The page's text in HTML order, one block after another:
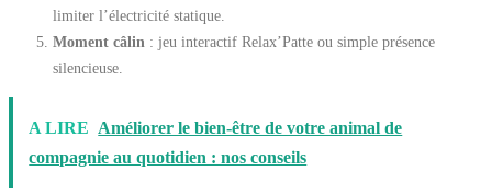
limiter l’électricité statique.
Moment câlin : jeu interactif Relax’Patte ou simple présence
silencieuse.
A LIRE Améliorer le bien-être de votre animal de
compagnie au quotidien : nos conseils